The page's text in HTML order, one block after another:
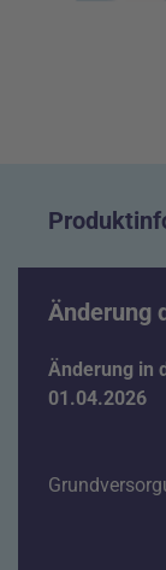
​​​​​​​Änderung
Änderung in
01.04.2026